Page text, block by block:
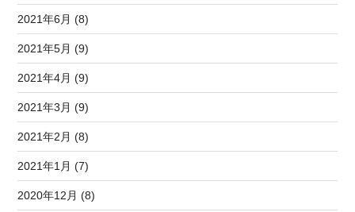
2021年6月 (8)
2021年5月 (9)
2021年4月 (9)
2021年3月 (9)
2021年2月 (8)
2021年1月 (7)
2020年12月 (8)